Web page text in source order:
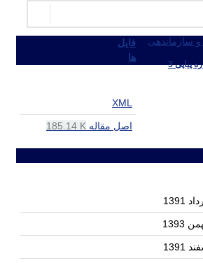
فایل
ها
XML
اصل مقاله 185.14 K